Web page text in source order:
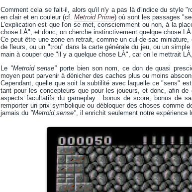
Comment cela se fait-il, alors qu'il n'y a pas là d'indice du style
en clair et en couleur (cf. Metroid Prime) où sont les passages
L'explication est que l'on se met, consciemment ou non, à la
chose LÀ", et donc, on cherche instinctivement quelque chose LÀ.
Ce peut être une zone en retrait, comme un cul-de-sac
de fleurs, ou un "trou" dans la carte générale du jeu, ou un
main à couper que "il y a quelque chose LÀ", car on le mettrait
Le "Metroid sense" porte bien son nom, ce don de quasi
moyen peut parvenir à dénicher des caches plus ou moins
Cependant, quelle que soit la subtilité avec laquelle ce "sens"
tant pour les concepteurs que pour les joueurs, et donc, afin
aspects facultatifs du gameplay : bonus de score, bonus de
remporter un prix symbolique ou débloquer des choses comme
jamais du "Metroid sense", il enrichit seulement notre expérience